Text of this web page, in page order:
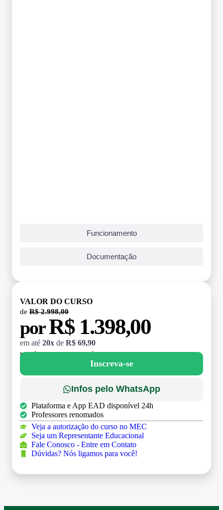
Funcionamento
Documentação
VALOR DO CURSO
de R$ 2.998,00
porR$ 1.398,00
em até 20x de R$ 69,90
MATRÍCULA:
Inscreva-se
Infos pelo WhatsApp
Plataforma e App EAD disponível 24h
Professores renomados
Veja a autorização do curso no MEC
Seja um Representante Educacional
Fale Conosco - Entre em Contato
Dúvidas? Nós ligamos para você!